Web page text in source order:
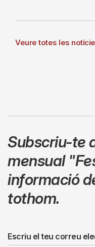
Veure totes les
Subscriu-te
mensual
informació
tothom.
Escriu el teu correu